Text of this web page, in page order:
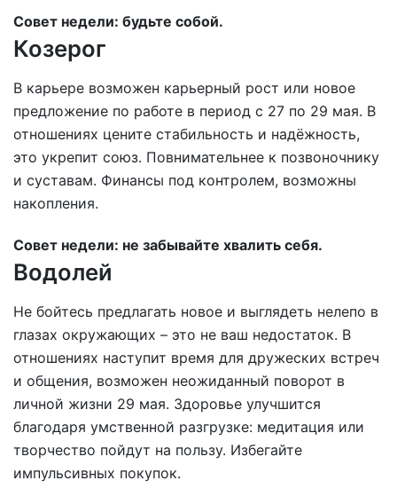
Совет недели: будьте собой.
Козерог
В карьере возможен карьерный рост или новое
предложение по работе в период с 27 по 29 мая. В
отношениях цените стабильность и надёжность,
это укрепит союз. Повнимательнее к позвоночнику
и суставам. Финансы под контролем, возможны
накопления.
Совет недели: не забывайте хвалить себя.
Водолей
Не бойтесь предлагать новое и выглядеть нелепо в
глазах окружающих – это не ваш недостаток. В
отношениях наступит время для дружеских встреч
и общения, возможен неожиданный поворот в
личной жизни 29 мая. Здоровье улучшится
благодаря умственной разгрузке: медитация или
творчество пойдут на пользу. Избегайте
импульсивных покупок.